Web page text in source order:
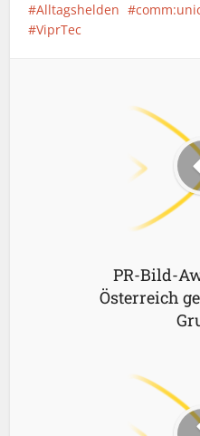
Alltagshelden
ViprTec
PR-Bild-
Österreich